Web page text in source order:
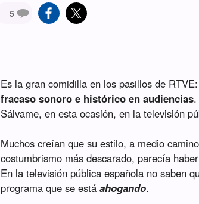
5
Es la gran comidilla en los pasillos de
fracaso sonoro e histórico en audiencias
Sálvame, en esta ocasión, en la televisión
Muchos creían que su estilo, a medio
costumbrismo más descarado, parecía
En la televisión pública española no saben
programa que se estáahogando.